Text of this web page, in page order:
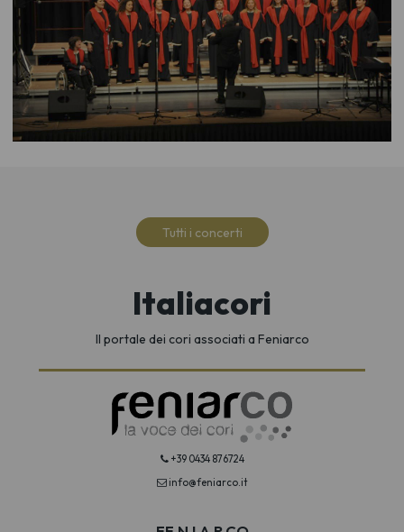
Tutti i concerti
Italiacori
Il portale dei cori associati a Feniarco
+39 0434 876724
info@feniarco.it